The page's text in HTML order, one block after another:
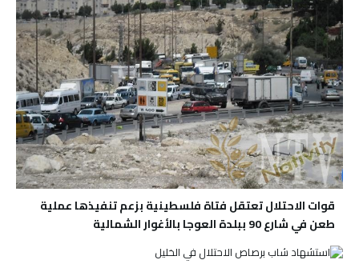
قوات الاحتلال تعتقل فتاة فلسطينية بزعم تنفيذها عملية
طعن في شارع 90 ببلدة العوجا بالأغوار الشمالية